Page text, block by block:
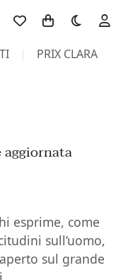
Toggle theme
PRIX CLARA
aggiornata
esprime, come
sull’uomo,
sul grande